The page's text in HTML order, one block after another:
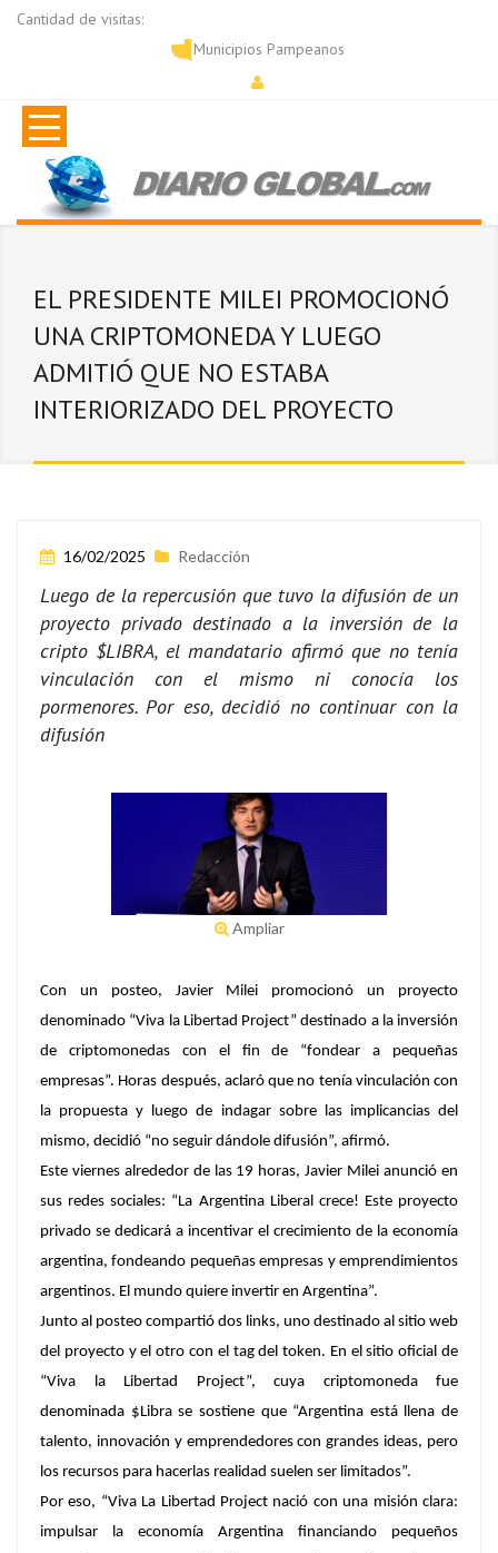
Cantidad de visitas:
Municipios Pampeanos
EL PRESIDENTE MILEI PROMOCIONÓ
UNA CRIPTOMONEDA Y LUEGO
ADMITIÓ QUE NO ESTABA
INTERIORIZADO DEL PROYECTO
16/02/2025 Redacción
Luego de la repercusión que tuvo la difusión de un
proyecto privado destinado a la inversión de la
cripto $LIBRA, el mandatario afirmó que no tenía
vinculación con el mismo ni conocía los
pormenores. Por eso, decidió no continuar con la
difusión
Ampliar
Con un posteo, Javier Milei promocionó un proyecto
denominado “Viva la Libertad Project”destinado a la inversión
de criptomonedas con el fin de “fondear a pequeñas
empresas”. Horas después, aclaró que no tenía vinculación con
la propuesta y luego de indagar sobre las implicancias del
mismo, decidió “no seguir dándole difusión”, afirmó.
Este viernes alrededor de las 19 horas, Javier Milei anunció en
sus redes sociales: “La Argentina Liberal crece! Este proyecto
privado se dedicará a incentivar el crecimiento de la economía
argentina, fondeando pequeñas empresas y emprendimientos
argentinos. El mundo quiere invertir en Argentina”.
Junto al posteo compartió dos links, uno destinado al sitio web
del proyecto y el otro con el tag del token. En el sitio oficial de
“Viva la Libertad Project”, cuya criptomoneda fue
denominada $Librase sostiene que “Argentina está llena de
talento, innovación y emprendedores con grandes ideas, pero
los recursos para hacerlas realidad suelen ser limitados”.
Por eso, “Viva La Libertad Project nació con una misión clara:
impulsar la economía Argentina financiando pequeños